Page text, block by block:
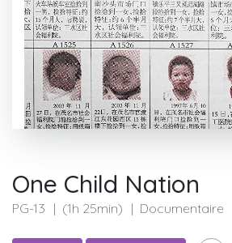
One Child Nation
PG-13 (1h 25min) Documentaire